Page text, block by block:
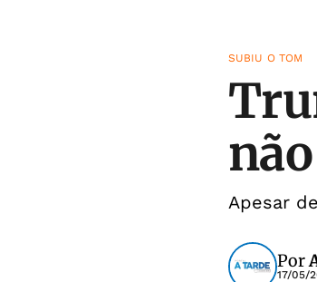
SUBIU O TOM
Apesar
Por
17/05/